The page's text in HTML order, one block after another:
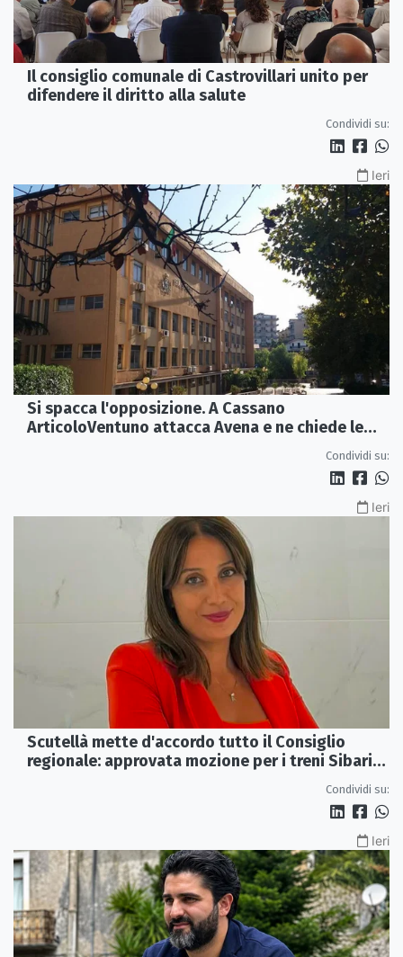
Il consiglio comunale di Castrovillari unito per
difendere il diritto alla salute
Condividi su:
Ieri
Si spacca l'opposizione. A Cassano
ArticoloVentuno attacca Avena e ne chiede le
Condividi su:
Ieri
Scutellà mette d'accordo tutto il Consiglio
regionale: approvata mozione per i treni Sibari-
Condividi su:
Ieri